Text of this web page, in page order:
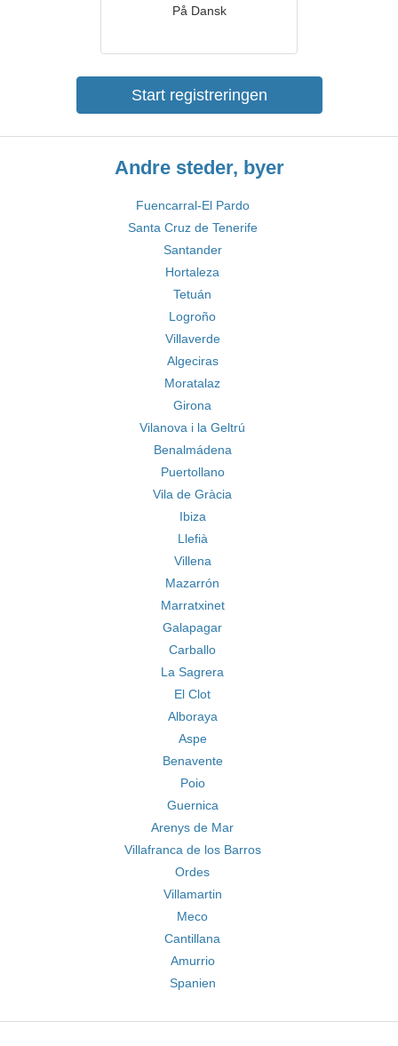
På Dansk
Start registreringen
Andre steder, byer
Fuencarral-El Pardo
Santa Cruz de Tenerife
Santander
Hortaleza
Tetuán
Logroño
Villaverde
Algeciras
Moratalaz
Girona
Vilanova i la Geltrú
Benalmádena
Puertollano
Vila de Gràcia
Ibiza
Llefià
Villena
Mazarrón
Marratxinet
Galapagar
Carballo
La Sagrera
El Clot
Alboraya
Aspe
Benavente
Poio
Guernica
Arenys de Mar
Villafranca de los Barros
Ordes
Villamartin
Meco
Cantillana
Amurrio
Spanien